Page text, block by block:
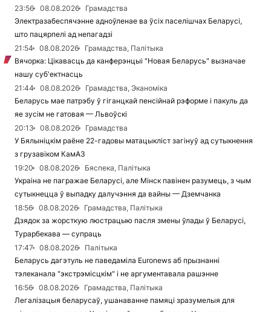
23:56
08.08.2026
Грамадства
Электразабеспячэнне адноўленае ва ўсіх паселішчах Беларусі,
што пацярпелі ад непагадзі
21:54
08.08.2026
Грамадства, Палітыка
Вячорка: Цікавасць да канферэнцыі "Новая Беларусь" вызначае
нашу суб'ектнасць
21:44
08.08.2026
Грамадства, Эканоміка
Беларусь мае патрэбу ў гіганцкай пенсійнай рэформе і пакуль да
яе зусім не гатовая — Львоўскі
20:13
08.08.2026
Грамадства
У Бялыніцкім раёне 22-гадовы матацыкліст загінуў ад сутыкнення
з грузавіком КамАЗ
19:20
08.08.2026
Бяспека, Палітыка
Украіна не пагражае Беларусі, але Мінск павінен разумець, з чым
сутыкнецца ў выпадку далучэння да вайны — Дземчанка
18:56
08.08.2026
Грамадства, Палітыка
Дзядок за жорсткую люстрацыю пасля змены ўлады ў Беларусі,
Турарбекава — супраць
17:47
08.08.2026
Палітыка
Беларусь дагэтуль не паведаміла Euronews аб прызнанні
тэлеканала "экстрэмісцкім" і не аргументавала рашэнне
16:56
08.08.2026
Грамадства, Палітыка
Легалізацыя беларусаў, ушанаванне памяці зразумелыя для